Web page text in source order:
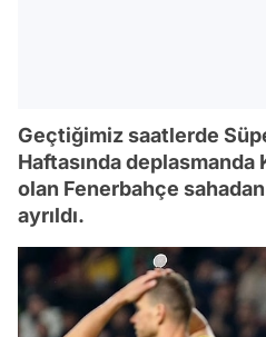
Geçtiğimiz saatlerde
Haftasında
olan Fenerbahçe
ayrıldı.